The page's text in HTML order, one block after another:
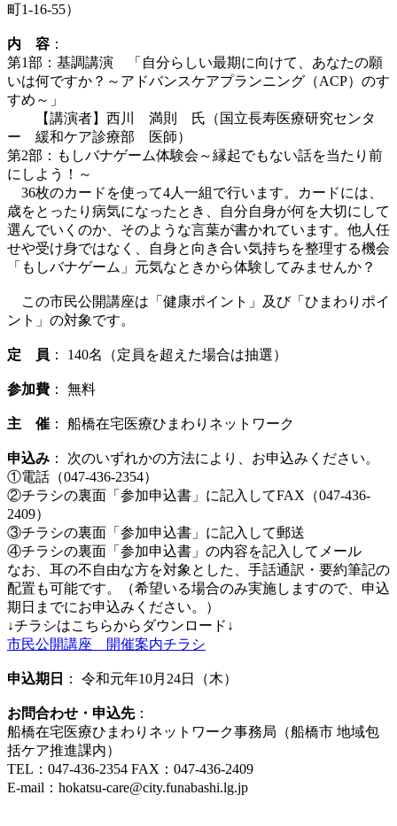
町1-16-55）
内 容 ：
第1部：基調講演 「自分らしい最期に向けて、あなたの願
いは何ですか？～アドバンスケアプランニング（ACP）のす
すめ～」
【講演者】西川 満則 氏（国立長寿医療研究センタ
ー 緩和ケア診療部 医師）
第2部：もしバナゲーム体験会～縁起でもない話を当たり前
にしよう！～
36枚のカードを使って4人一組で行います。カードには、
歳をとったり病気になったとき、自分自身が何を大切にして
選んでいくのか、そのような言葉が書かれています。他人任
せや受け身ではなく、自身と向き合い気持ちを整理する機会
「もしバナゲーム」元気なときから体験してみませんか？
この市民公開講座は「健康ポイント」及び「ひまわりポイ
ント」の対象です。
定 員 ： 140名（定員を超えた場合は抽選）
参加費 ： 無料
主 催 ： 船橋在宅医療ひまわりネットワーク
申込み ： 次のいずれかの方法により、お申込みください。
①電話（047-436-2354）
②チラシの裏面「参加申込書」に記入してFAX（047-436-
2409）
③チラシの裏面「参加申込書」に記入して郵送
④チラシの裏面「参加申込書」の内容を記入してメール
なお、耳の不自由な方を対象とした、手話通訳・要約筆記の
配置も可能です。（希望いる場合のみ実施しますので、申込
期日までにお申込みください。）
↓チラシはこちらからダウンロード↓
市民公開講座 開催案内チラシ
申込期日 ： 令和元年10月24日（木）
お問合わせ・申込先：
船橋在宅医療ひまわりネットワーク事務局（船橋市 地域包
括ケア推進課内）
TEL：047-436-2354 FAX：047-436-2409
E-mail：hokatsu-care@city.funabashi.lg.jp